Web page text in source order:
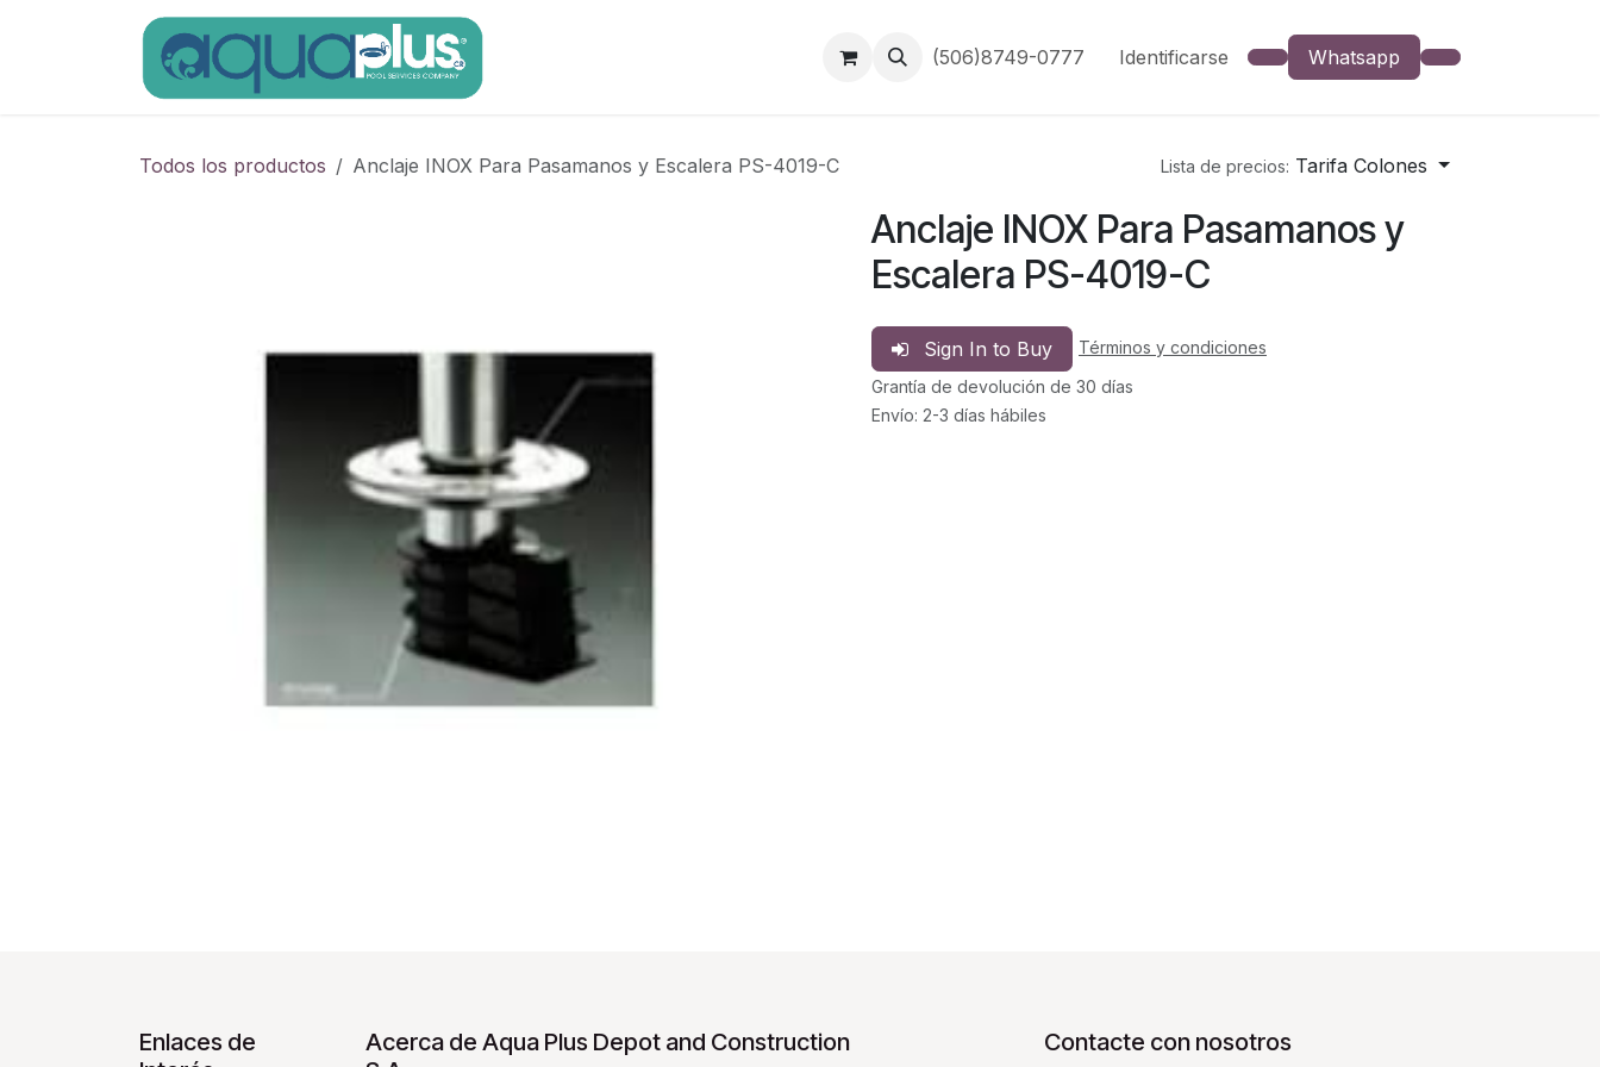
(506)8749-0777 Identificarse Whatsapp
Todos los productos Anclaje INOX Para Pasamanos y Escalera PS-4019-C Lista de precios: Tarifa Colones
Anclaje INOX Para Pasamanos y
Escalera PS-4019-C
Sign In to Buy
Términos y condiciones
Grantía de devolución de 30 días
Envío: 2-3 días hábiles
Enlaces de
Acerca de Aqua Plus Depot and Construction
Contacte con nosotros